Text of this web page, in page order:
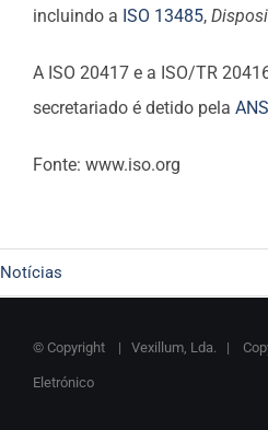
incluindo a ISO 13485,
A ISO 20417 e a ISO/TR
secretariado é detido pela
Fonte: www.iso.org
Notícias
© Copyright | Vexillum, Lda. |
Eletrónico